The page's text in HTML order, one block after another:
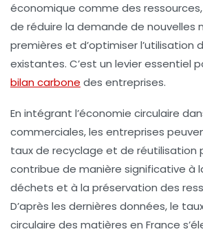
économique comme des
de réduire la demande de nouvelles
premières et d’optimiser l’utilisation
existantes. C’est un levier essentiel
bilan carbone des entreprises.
En intégrant l’économie circulaire
commerciales, les entreprises
taux de recyclage et de réutilisation
contribue de manière significative à
déchets et à la préservation des
D’après les dernières données, le
circulaire des matières en France